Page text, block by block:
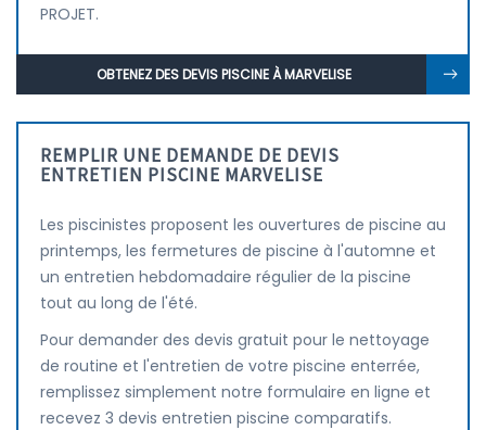
PROJET.
OBTENEZ DES DEVIS PISCINE À MARVELISE
REMPLIR UNE DEMANDE DE DEVIS
ENTRETIEN PISCINE MARVELISE
Les piscinistes proposent les ouvertures de piscine au
printemps, les fermetures de piscine à l'automne et
un entretien hebdomadaire régulier de la piscine
tout au long de l'été.
Pour demander des devis gratuit pour le nettoyage
de routine et l'entretien de votre piscine enterrée,
remplissez simplement notre formulaire en ligne et
recevez 3 devis entretien piscine comparatifs.